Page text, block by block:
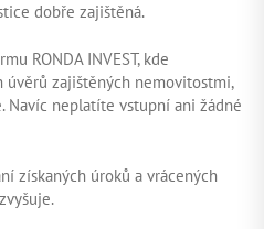
dobře zajištěná.
RONDA INVEST, kde
zajištěných nemovitostmi,
Navíc neplatíte vstupní ani žádné
získaných úroků a vrácených